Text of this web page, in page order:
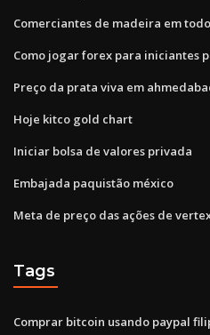
Comerciantes de madeira em
Como jogar forex para iniciantes
Preço da prata viva em
Hoje kitco gold chart
Iniciar bolsa de valores privada
Embajada paquistão méxico
Meta de preço das ações de
Tags
Comprar bitcoin usando paypal